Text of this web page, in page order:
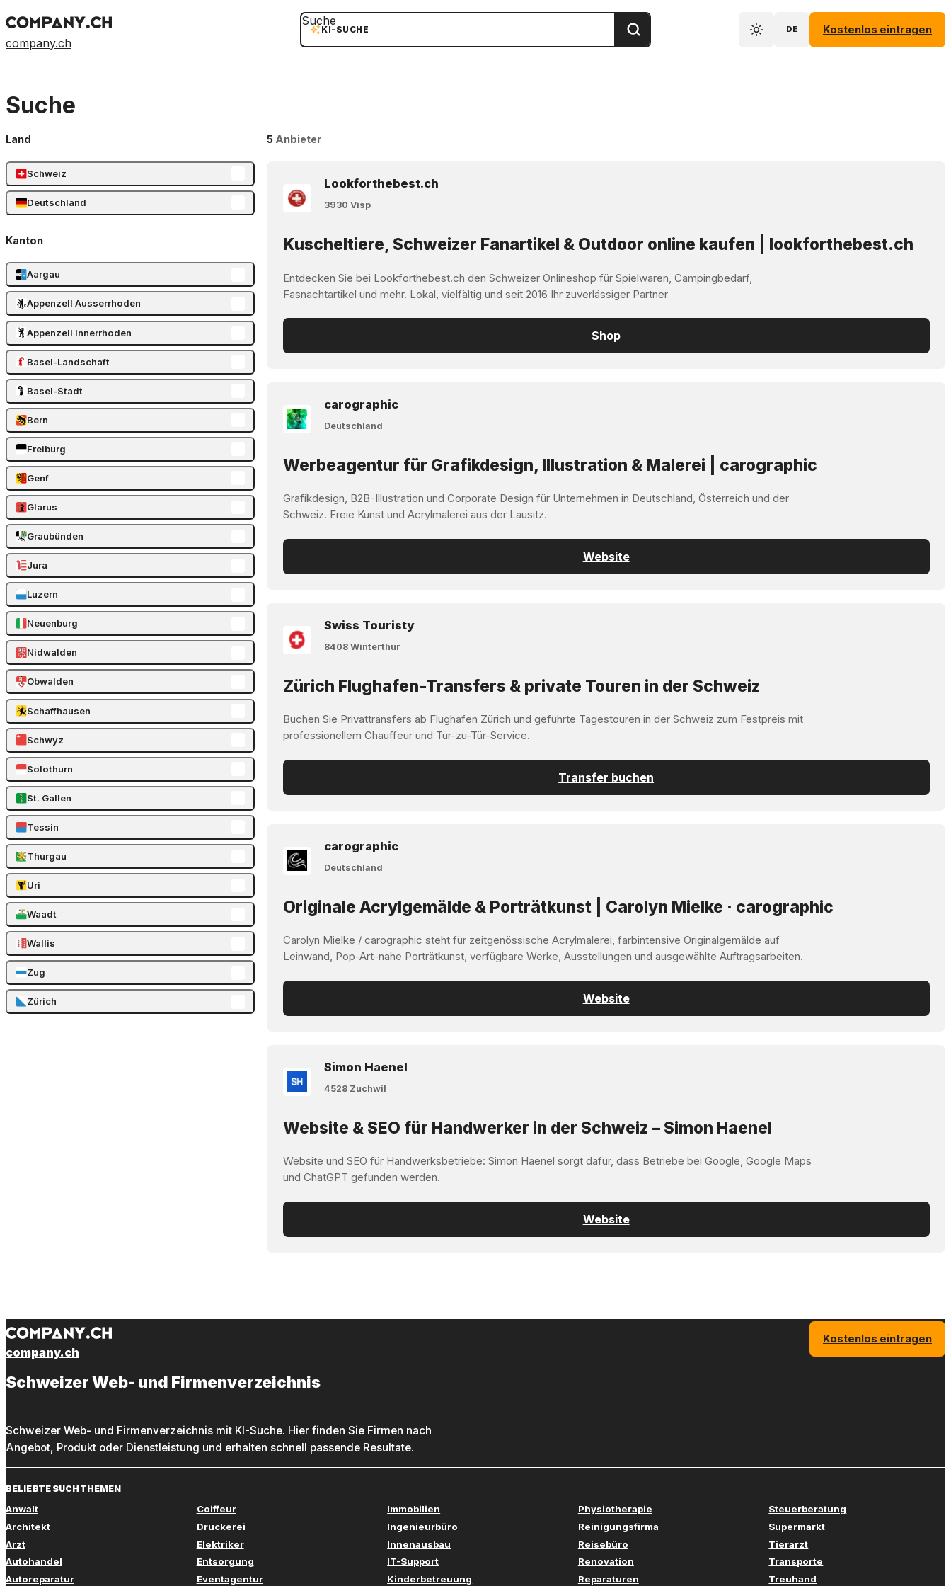
company.ch
KI-SUCHE
Suche
DE Kostenlos eintragen
Suche
Land
Schweiz
Deutschland
Kanton
Aargau
Appenzell Ausserrhoden
Appenzell Innerrhoden
Basel-Landschaft
Basel-Stadt
Bern
Freiburg
Genf
Glarus
Graubünden
Jura
Luzern
Neuenburg
Nidwalden
Obwalden
Schaffhausen
Schwyz
Solothurn
St. Gallen
Tessin
Thurgau
Uri
Waadt
Wallis
Zug
Zürich
5 Anbieter
Lookforthebest.ch
3930 Visp
Kuscheltiere, Schweizer Fanartikel & Outdoor online kaufen | lookforthebest.ch
Entdecken Sie bei Lookforthebest.ch den Schweizer Onlineshop für Spielwaren, Campingbedarf,
Fasnachtartikel und mehr. Lokal, vielfältig und seit 2016 Ihr zuverlässiger Partner
Shop
carographic
Deutschland
Werbeagentur für Grafikdesign, Illustration & Malerei | carographic
Grafikdesign, B2B-Illustration und Corporate Design für Unternehmen in Deutschland, Österreich und der
Schweiz. Freie Kunst und Acrylmalerei aus der Lausitz.
Website
Swiss Touristy
8408 Winterthur
Zürich Flughafen-Transfers & private Touren in der Schweiz
Buchen Sie Privattransfers ab Flughafen Zürich und geführte Tagestouren in der Schweiz zum Festpreis mit
professionellem Chauffeur und Tür-zu-Tür-Service.
Transfer buchen
carographic
Deutschland
Originale Acrylgemälde & Porträtkunst | Carolyn Mielke · carographic
Carolyn Mielke / carographic steht für zeitgenössische Acrylmalerei, farbintensive Originalgemälde auf
Leinwand, Pop-Art-nahe Porträtkunst, verfügbare Werke, Ausstellungen und ausgewählte Auftragsarbeiten.
Website
Simon Haenel
4528 Zuchwil
Website & SEO für Handwerker in der Schweiz – Simon Haenel
Website und SEO für Handwerksbetriebe: Simon Haenel sorgt dafür, dass Betriebe bei Google, Google Maps
und ChatGPT gefunden werden.
Website
company.ch
Kostenlos eintragen
Schweizer Web- und Firmenverzeichnis
Schweizer Web- und Firmenverzeichnis mit KI-Suche. Hier finden Sie Firmen nach
Angebot, Produkt oder Dienstleistung und erhalten schnell passende Resultate.
BELIEBTE SUCHTHEMEN
Anwalt
Architekt
Arzt
Autohandel
Autoreparatur
Coiffeur
Druckerei
Elektriker
Entsorgung
Eventagentur
Immobilien
Ingenieurbüro
Innenausbau
IT-Support
Kinderbetreuung
Physiotherapie
Reinigungsfirma
Reisebüro
Renovation
Reparaturen
Steuerberatung
Supermarkt
Tierarzt
Transporte
Treuhand